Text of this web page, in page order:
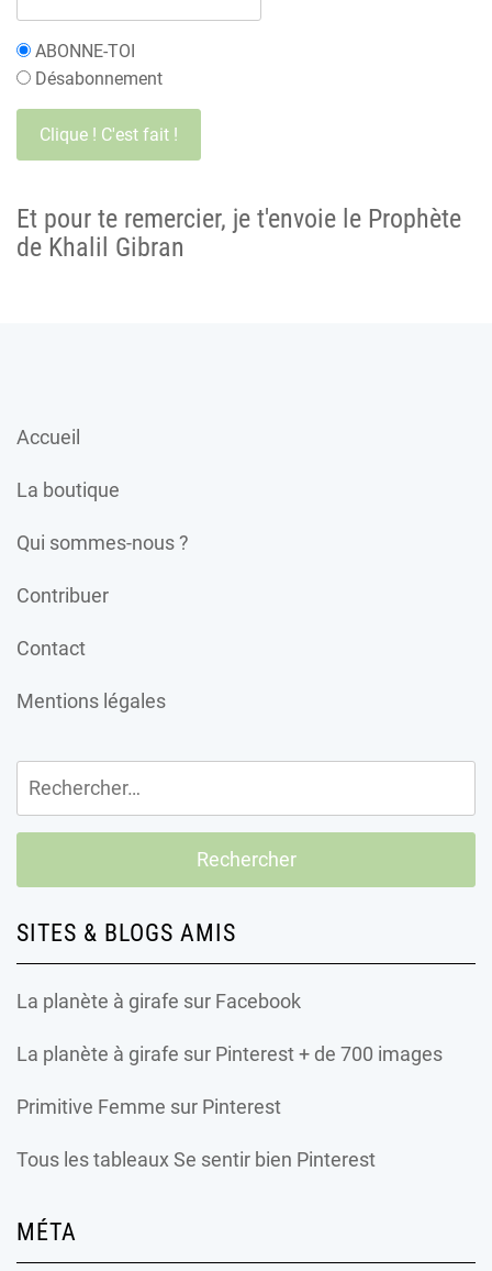
ABONNE-TOI
Désabonnement
Et pour te remercier, je t'envoie le Prophète
de Khalil Gibran
Accueil
La boutique
Qui sommes-nous ?
Contribuer
Contact
Mentions légales
Rechercher :
SITES & BLOGS AMIS
La planète à girafe sur Facebook
La planète à girafe sur Pinterest + de 700 images
Primitive Femme sur Pinterest
Tous les tableaux Se sentir bien Pinterest
MÉTA